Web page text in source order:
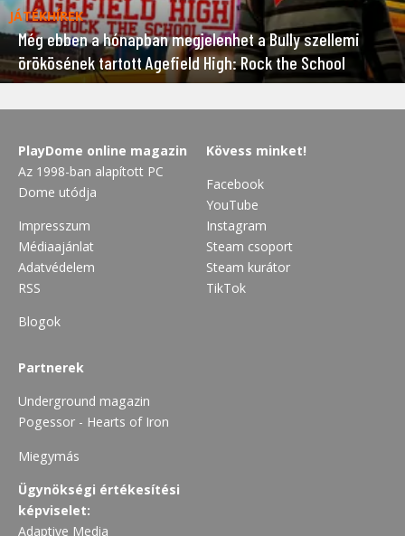
JÁTÉKHÍREK
Még ebben a hónapban megjelenhet a Bully szellemi
örökösének tartott Agefield High: Rock the School
PlayDome online magazin
Az 1998-ban alapított PC
Dome utódja
Impresszum
Médiaajánlat
Adatvédelem
RSS
Blogok
Kövess minket!
Facebook
YouTube
Instagram
Steam csoport
Steam kurátor
TikTok
Partnerek
Underground magazin
Pogessor - Hearts of Iron
Miegymás
Ügynökségi értékesítési
képviselet:
Adaptive Media